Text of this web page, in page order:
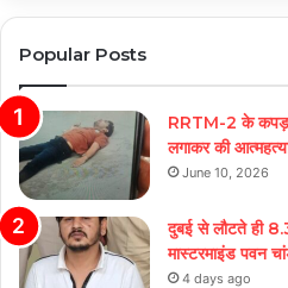
Popular Posts
RRTM-2 के कपड़ा
लगाकर की
June 10, 2026
दुबई से लौटते ही
मास्टरमाइंड पवन
4 days ago